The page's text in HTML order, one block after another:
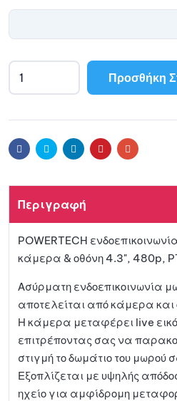
Προσθήκη
FacebookTwitter LinkedinPinterestEmail
Περιγραφή
POWERTECH
κάμερα & οθόνη 4.3", 480p,
Ασύρματη ενδοεπικοινωνία
αποτελείται από κάμερα και
Η κάμερα μεταφέρει live
επιτρέποντας σας να
στιγμή το δωμάτιο του μωρού
Εξοπλίζεται με υψηλής
ηχείο για αμφίδρομη